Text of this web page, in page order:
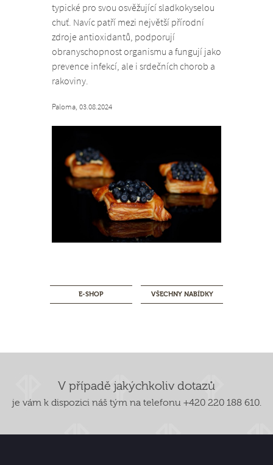
typické pro svou osvěžující sladkokyselou
chuť. Navíc patří mezi největší přírodní
zdroje antioxidantů, podporují
obranyschopnost organismu a fungují jako
prevence infekcí, ale i srdečních chorob a
rakoviny.
Paloma, 03.08.2024
E-SHOP VŠECHNY NABÍDKY
V případě jakýchkoliv dotazů
je vám k dispozici náš tým na telefonu +420 220 188 610.